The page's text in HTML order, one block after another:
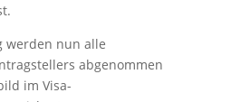
werden nun alle
abgenommen
im Visa-